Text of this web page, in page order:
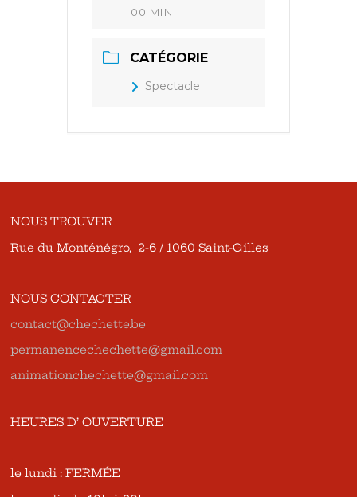
00 MIN
CATÉGORIE
Spectacle
NOUS TROUVER
Rue du Monténégro, 2-6 / 1060 Saint-Gilles
NOUS CONTACTER
contact@chechette.be
permanencechechette@gmail.com
animationchechette@gmail.com
HEURES D’ OUVERTURE
le lundi : FERMÉE